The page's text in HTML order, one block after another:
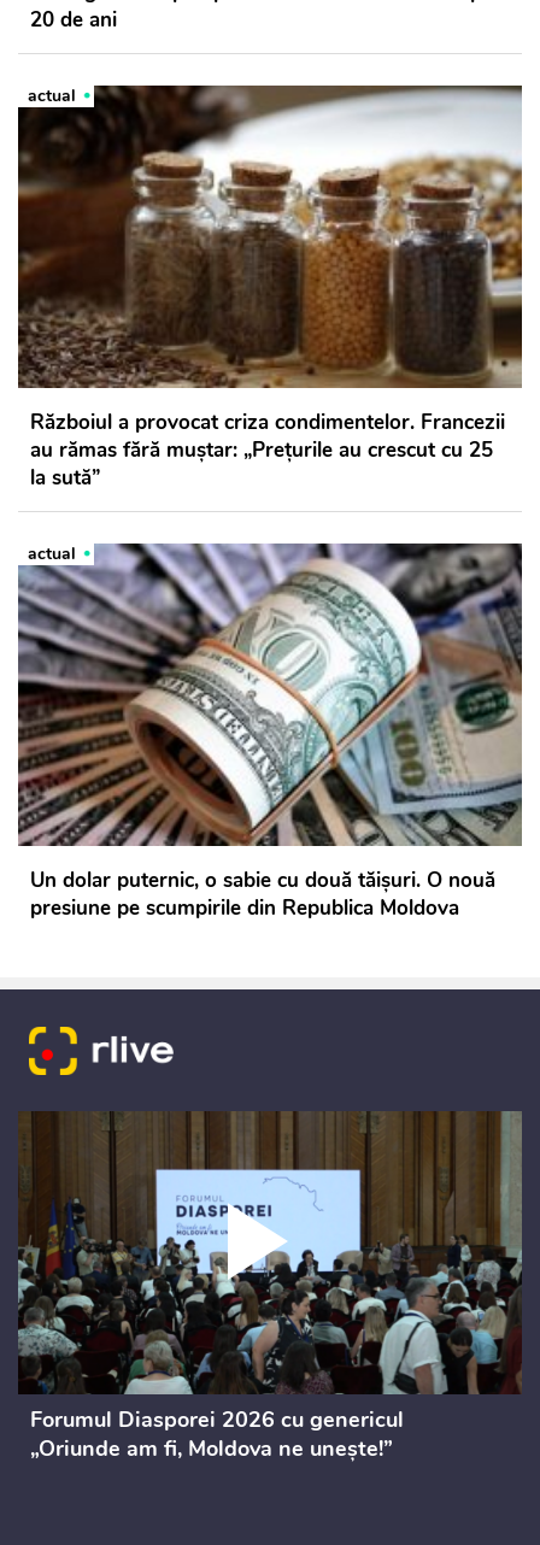
20 de ani
actual
Războiul a provocat criza condimentelor. Francezii
au rămas fără muștar: „Prețurile au crescut cu 25
la sută”
actual
Un dolar puternic, o sabie cu două tăişuri. O nouă
presiune pe scumpirile din Republica Moldova
Forumul Diasporei 2026 cu genericul
„Oriunde am fi, Moldova ne unește!”